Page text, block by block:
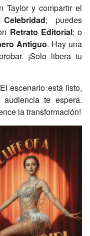
Taylor y compartir el
; puedes
Retrato Editorial; o
Antiguo. Hay una
¡Solo libera tu
escenario está listo,
te espera.
la transformación!